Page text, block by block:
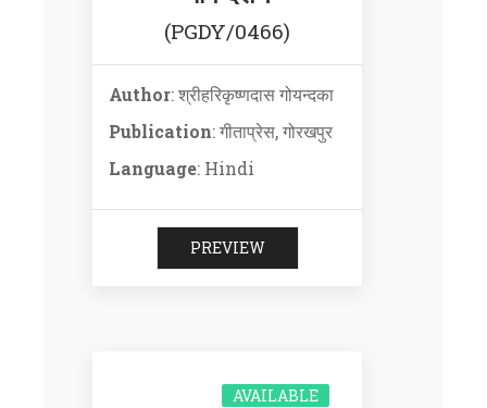
(PGDY/0466)
Author: श्रीहरिकृष्णदास गोयन्दका
Publication: गीताप्रेस, गोरखपुर
Language: Hindi
PREVIEW
AVAILABLE